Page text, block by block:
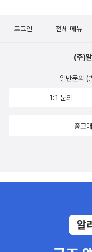
로그인 전체 메뉴
(주)
일반문의 (
1:1 문의
중고